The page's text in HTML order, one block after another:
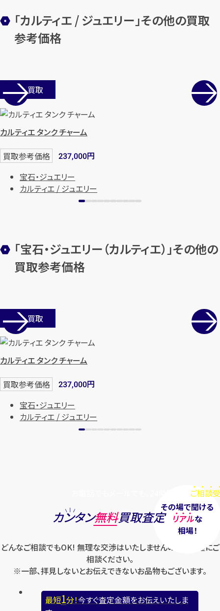
カンタン 無料
します
まずは
【総合受付】24時間・年中無休(年末年
メールで無料相談する
「カルティエ / ジュエリー」その他の買取
参考価格
店舗買取
カルティエ タンク チャーム
買取参考価格 237,000円
宝石・ジュエリー
カルティエ / ジュエリー
「宝石・ジュエリー（カルティエ）」その他の
買取参考価格
店舗買取
カルティエ タンク チャーム
買取参考価格 237,000円
宝石・ジュエリー
カルティエ / ジュエリー
ご相談
その場で聞ける
リアルな
相場！
カンタン無料買取査定
どんなご相談でもOK! 無理な交渉はいたしませんのでお気軽にご
相談ください。
※一部、拝見しないとお伝えできないお品物もございます。
最短1分！今すぐ査定金額をお伝えいたしま